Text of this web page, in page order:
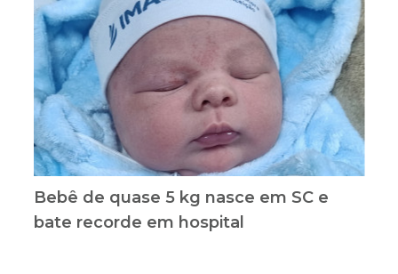
Bebê de quase 5 kg nasce em SC e
bate recorde em hospital